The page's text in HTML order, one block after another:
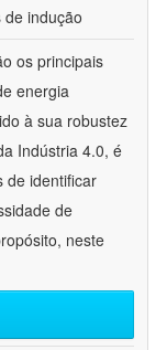
indução
os principais
energia
à sua robustez
Indústria 4.0, é
de identificar
de
neste